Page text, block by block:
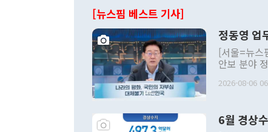
[뉴스핌 베스트 기사]
정동영 업
[서울=뉴스
안보 분야
발언 중에
주의적 희
2026-08-06
6월 경상